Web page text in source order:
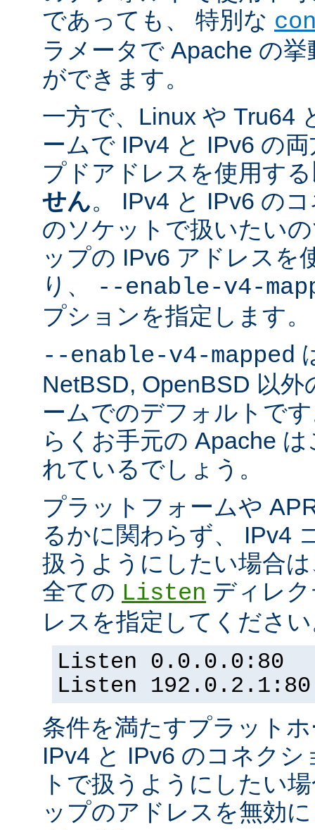
であっても、 特別な
ラメータで Apache の
ができます。
一方で、Linux や Tru64
ームで IPv4 と IPv6 の
プドアドレスを使用する
せん。 IPv4 と IPv6 の
のソケットで扱いたい
ップの IPv6 アドレスを
り、
--enable-v4-
プションを指定します。
--enable-v4-mapped
NetBSD, OpenBSD 以
ームでのデフォルトで
らくお手元の Apache
れているでしょう。
プラットフォームや
るかに関わらず、 IPv4
扱うようにしたい場合
全ての Listen ディレ
レスを指定してくださ
Listen 0.0.0.0:80
Listen 192.0.2.1:80
条件を満たすプラット
IPv4 と IPv6 のコネク
トで扱うようにしたい
ップのアドレスを無効